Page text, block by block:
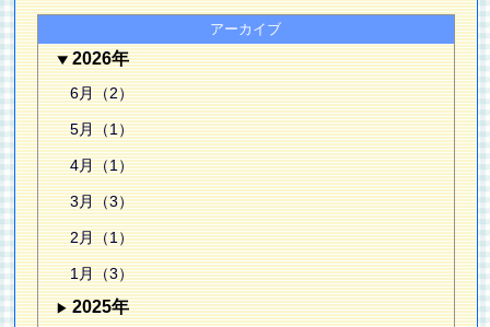
アーカイブ
2026年
6月（2）
5月（1）
4月（1）
3月（3）
2月（1）
1月（3）
2025年